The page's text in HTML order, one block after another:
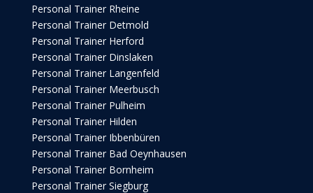
Personal Trainer Rheine
Personal Trainer Detmold
Personal Trainer Herford
Personal Trainer Dinslaken
Personal Trainer Langenfeld
Personal Trainer Meerbusch
Personal Trainer Pulheim
Personal Trainer Hilden
Personal Trainer Ibbenbüren
Personal Trainer Bad Oeynhausen
Personal Trainer Bornheim
Personal Trainer Siegburg